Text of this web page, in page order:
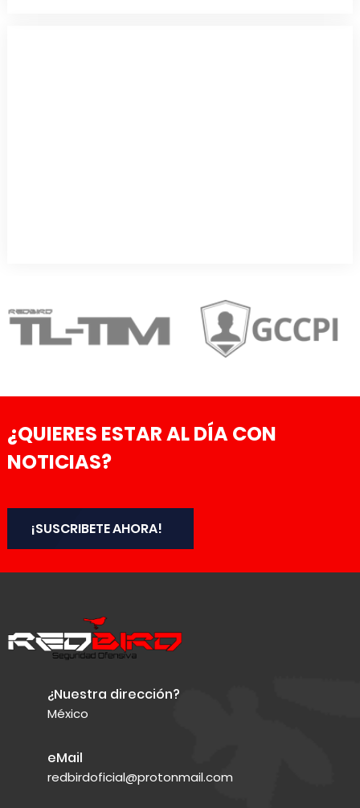
¿QUIERES ESTAR AL DÍA CON
NOTICIAS?
¡SUSCRIBETE AHORA!
¿Nuestra dirección?
México
eMail
redbirdoficial@protonmail.com